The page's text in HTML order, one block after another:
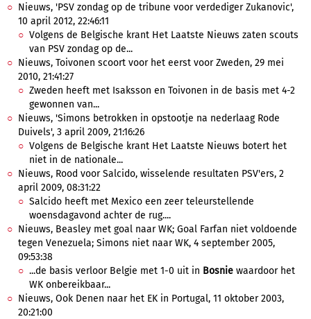
Nieuws, 'PSV zondag op de tribune voor verdediger Zukanovic',
10 april 2012, 22:46:11
Volgens de Belgische krant Het Laatste Nieuws zaten scouts
van PSV zondag op de...
Nieuws, Toivonen scoort voor het eerst voor Zweden, 29 mei
2010, 21:41:27
Zweden heeft met Isaksson en Toivonen in de basis met 4-2
gewonnen van...
Nieuws, 'Simons betrokken in opstootje na nederlaag Rode
Duivels', 3 april 2009, 21:16:26
Volgens de Belgische krant Het Laatste Nieuws botert het
niet in de nationale...
Nieuws, Rood voor Salcido, wisselende resultaten PSV'ers, 2
april 2009, 08:31:22
Salcido heeft met Mexico een zeer teleurstellende
woensdagavond achter de rug....
Nieuws, Beasley met goal naar WK; Goal Farfan niet voldoende
tegen Venezuela; Simons niet naar WK, 4 september 2005,
09:53:38
...de basis verloor Belgie met 1-0 uit in Bosnie waardoor het
WK onbereikbaar...
Nieuws, Ook Denen naar het EK in Portugal, 11 oktober 2003,
20:21:00